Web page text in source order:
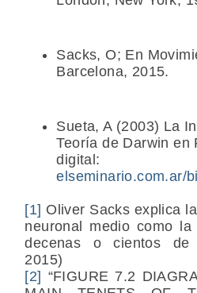
Sacks, O; En
Barcelona, 2015.
Sueta, A (2003) La
Teoría de Darwin en
digital:
elseminario.com.ar/
[1] Oliver Sacks explica
neuronal medio como
decenas o cientos de
2015)
[2] “FIGURE 7.2